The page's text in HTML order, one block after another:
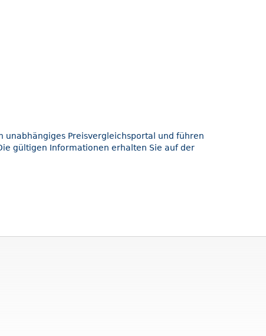
Preisvergleichsportal und führen
gültigen Informationen erhalten Sie auf der